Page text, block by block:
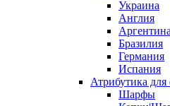
Украина
Англия
Аргентина
Бразилия
Германия
Испания
Атрибутика для
Шарфы